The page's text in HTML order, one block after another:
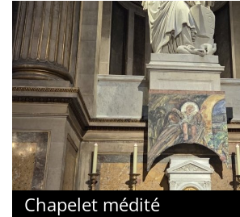
Chapelet médité